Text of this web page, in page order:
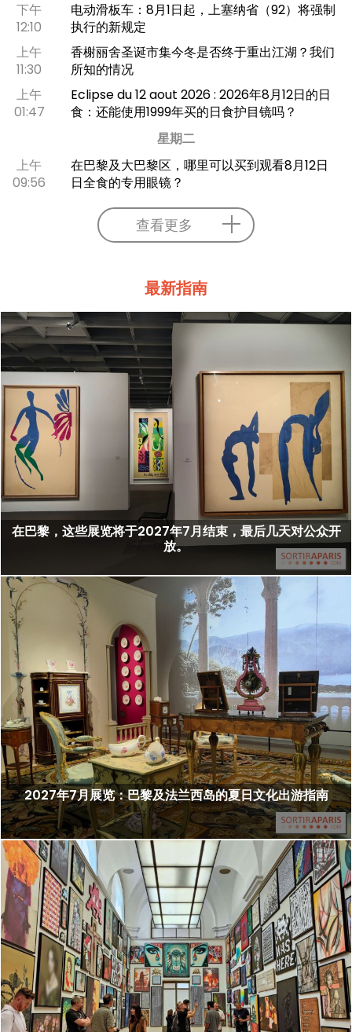
下午
12:10
电动滑板车：8月1日起，上塞纳省（92）将强制
执行的新规定
上午
11:30
香榭丽舍圣诞市集今冬是否终于重出江湖？我们
所知的情况
上午
01:47
Eclipse du 12 aout 2026 : 2026年8月12日的日
食：还能使用1999年买的日食护目镜吗？
星期二
上午
09:56
在巴黎及大巴黎区，哪里可以买到观看8月12日
日全食的专用眼镜？
查看更多
最新指南
在巴黎，这些展览将于2027年7月结束，最后几天对公众开
放。
2027年7月展览：巴黎及法兰西岛的夏日文化出游指南